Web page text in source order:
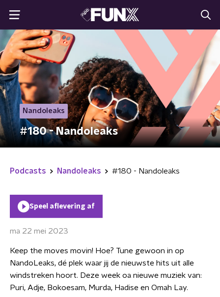
Nandoleaks
#180 - Nandoleaks
Podcasts Nandoleaks #180 - Nandoleaks
Speel aflevering af
ma 22 mei 2023
Keep the moves movin! Hoe? Tune gewoon in op
NandoLeaks, dé plek waar jij de nieuwste hits uit alle
windstreken hoort. Deze week oa nieuwe muziek van:
Puri, Adje, Bokoesam, Murda, Hadise en Omah Lay.